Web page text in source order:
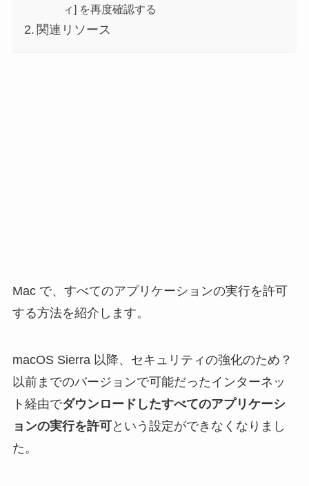
ィ] を再度確認する
関連リソース
Mac で、すべてのアプリケーションの実行を許可
する方法を紹介します。
macOS Sierra 以降、セキュリティの強化のため？
以前までのバージョンで可能だったインターネッ
ト経由でダウンロードしたすべてのアプリケーシ
ョンの実行を許可という設定ができなくなりまし
た。